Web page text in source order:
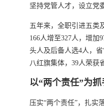
坚持党管人才，设立党
五年来，全职引进五类
166人增至327人，增加
头人及后备人选4人，
八红旗集体，39人荣获
以“两个责任”为
压实“两个责任”，扎实